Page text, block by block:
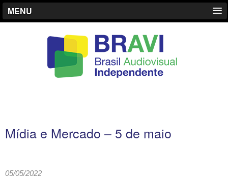
MENU
Mídia e Mercado – 5 de maio
05/05/2022